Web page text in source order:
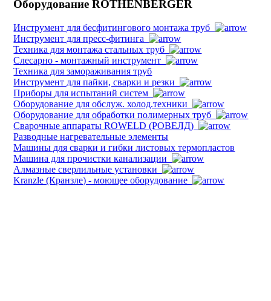
Оборудование ROTHENBERGER
Инструмент для бесфитингового монтажа труб
Инструмент для пресс-фитинга
Техника для монтажа стальных труб
Слесарно - монтажный инструмент
Техника для замораживания труб
Инструмент для пайки, сварки и резки
Приборы для испытаний систем
Оборудование для обслуж. холод.техники
Оборудование для обработки полимерных труб
Cварочные аппараты ROWELD (РОВЕЛД)
Разводные нагревательные элементы
Машины для сварки и гибки листовых термопластов
Машина для прочистки канализации
Алмазные сверлильные установки
Kranzle (Кранзле) - моющее оборудование